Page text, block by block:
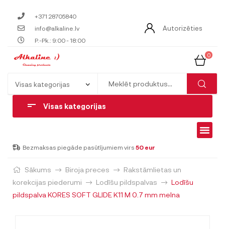
+371 28705840
info@alkaline.lv
P.-Pk.: 9:00 - 18:00
Autorizēties
0
Visas kategorijas
Bezmaksas piegāde pasūtījumiem virs 50 eur
Sākums Biroja preces
Rakstāmlietas un
korekcijas piederumi
Lodīšu pildspalvas
Lodīšu
pildspalva KORES SOFT GLIDE K11 M 0.7 mm melna